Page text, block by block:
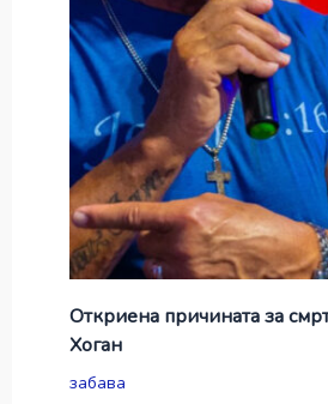
Откриена причината за
Хоган
забава